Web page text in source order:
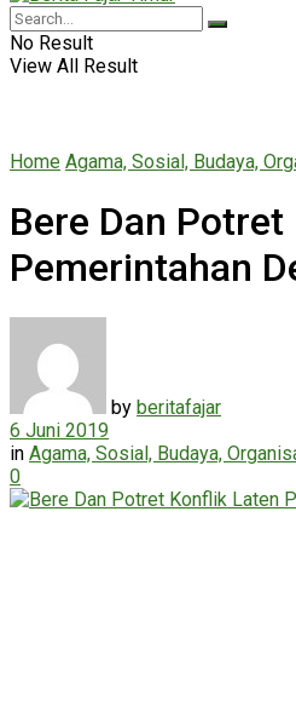
No Result
View All Result
Home Agama, Sosial, Budaya,
Bere Dan
Pemerintahan
by beritafajar
6 Juni 2019
in Agama, Sosial, Budaya,
0